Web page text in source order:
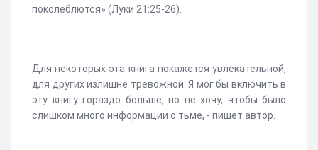
поколеблются» (Луки 21:25-26).
Для некоторых эта книга покажется увлекательной,
для других излишне тревожной. Я мог бы включить в
эту книгу гораздо больше, но не хочу, чтобы было
слишком много информации о тьме, - пишет автор.